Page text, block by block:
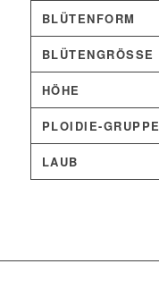
BLÜTENFORM
BLÜTENGRÖSSE
HÖHE
PLOIDIE-GRUPPE
LAUB